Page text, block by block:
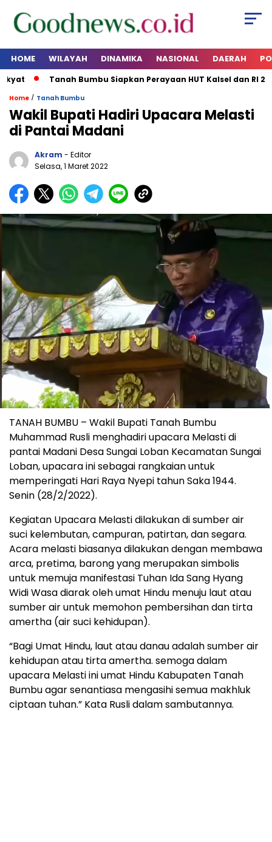
HOME WILAYAH DINAMIKA NASIONAL DAERAH
Tanah Bumbu Siapkan Perayaan HUT Kalsel dan RI 2026
Home / Tanah Bumbu
Wakil Bupati Hadiri Upacara Melasti
di Pantai Madani
Akram - Editor
Selasa, 1 Maret 2022
TANAH BUMBU – Wakil Bupati Tanah Bumbu
Muhammad Rusli menghadiri upacara Melasti di
pantai Madani Desa Sungai Loban Kecamatan Sungai
Loban, upacara ini sebagai rangkaian untuk
memperingati Hari Raya Nyepi tahun Saka 1944.
Senin (28/2/2022).
Kegiatan Upacara Melasti dilakukan di sumber air
suci kelembutan, campuran, patirtan, dan segara.
Acara melasti biasanya dilakukan dengan membawa
arca, pretima, barong yang merupakan simbolis
untuk memuja manifestasi Tuhan Ida Sang Hyang
Widi Wasa diarak oleh umat Hindu menuju laut atau
sumber air untuk memohon pembersihan dan tirta
amertha (air suci kehidupan).
“Bagi Umat Hindu, laut atau danau adalah sumber air
kehidupan atau tirta amertha. semoga dalam
upacara Melasti ini umat Hindu Kabupaten Tanah
Bumbu agar senantiasa mengasihi semua makhluk
ciptaan tuhan.” Kata Rusli dalam sambutannya.